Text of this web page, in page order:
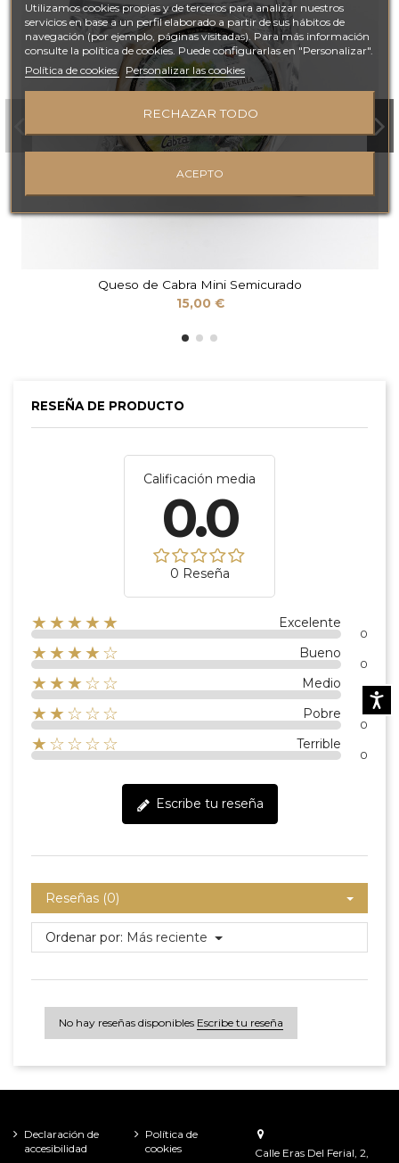
Queso de Cabra Mini Semicurado
15,00 €
RESEÑA DE PRODUCTO
Calificación media
0.0
0 Reseña
★★★★★ Excelente
0
★★★★☆ Bueno
0
★★★☆☆ Medio
★★☆☆☆ Pobre
0
★☆☆☆☆ Terrible
0
Escribe tu reseña
Reseñas (0)
Ordenar por: Más reciente
No hay reseñas disponibles Escribe tu reseña
Declaración de
accesibilidad
Política de
cookies
Calle Eras Del Ferial, 2,
Utilizamos cookies propias y de terceros para analizar nuestros
servicios en base a un perfil elaborado a partir de sus hábitos de
navegación (por ejemplo, páginas visitadas). Para más información
consulte la política de cookies. Puede configurarlas en "Personalizar".
Política de cookies Personalizar las cookies
RECHAZAR TODO
ACEPTO